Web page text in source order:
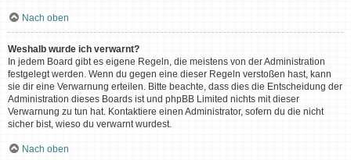
Nach oben
Weshalb wurde ich verwarnt?
In jedem Board gibt es eigene Regeln, die meistens von der Administration
festgelegt werden. Wenn du gegen eine dieser Regeln verstoßen hast, kann
sie dir eine Verwarnung erteilen. Bitte beachte, dass dies die Entscheidung der
Administration dieses Boards ist und phpBB Limited nichts mit dieser
Verwarnung zu tun hat. Kontaktiere einen Administrator, sofern du die nicht
sicher bist, wieso du verwarnt wurdest.
Nach oben